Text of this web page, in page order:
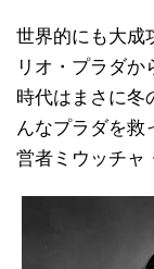
世界的にも大成
リオ・プラダ
時代はまさに冬
んなプラダを救
営者ミウッチャ